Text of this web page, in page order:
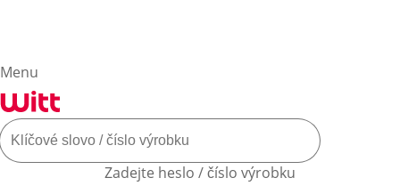
Menu
Zadejte heslo / číslo výrobku